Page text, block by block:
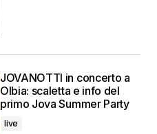
JOVANOTTI in concerto a
Olbia: scaletta e info del
primo Jova Summer Party
live